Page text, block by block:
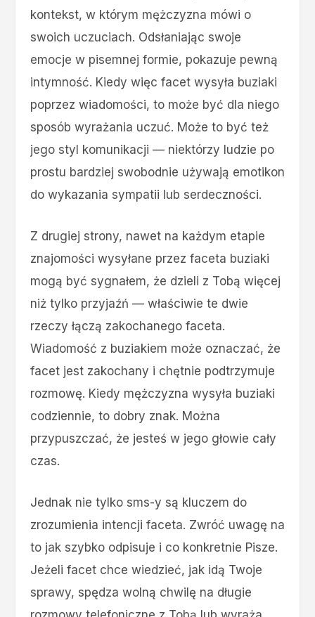
kontekst, w którym mężczyzna mówi o
swoich uczuciach. Odsłaniając swoje
emocje w pisemnej formie, pokazuje pewną
intymność. Kiedy więc facet wysyła buziaki
poprzez wiadomości, to może być dla niego
sposób wyrażania uczuć. Może to być też
jego styl komunikacji — niektórzy ludzie po
prostu bardziej swobodnie używają emotikon
do wykazania sympatii lub serdeczności.
Z drugiej strony, nawet na każdym etapie
znajomości wysyłane przez faceta buziaki
mogą być sygnałem, że dzieli z Tobą więcej
niż tylko przyjaźń — właściwie te dwie
rzeczy łączą zakochanego faceta.
Wiadomość z buziakiem może oznaczać, że
facet jest zakochany i chętnie podtrzymuje
rozmowę. Kiedy mężczyzna wysyła buziaki
codziennie, to dobry znak. Można
przypuszczać, że jesteś w jego głowie cały
czas.
Jednak nie tylko sms-y są kluczem do
zrozumienia intencji faceta. Zwróć uwagę na
to jak szybko odpisuje i co konkretnie Pisze.
Jeżeli facet chce wiedzieć, jak idą Twoje
sprawy, spędza wolną chwilę na długie